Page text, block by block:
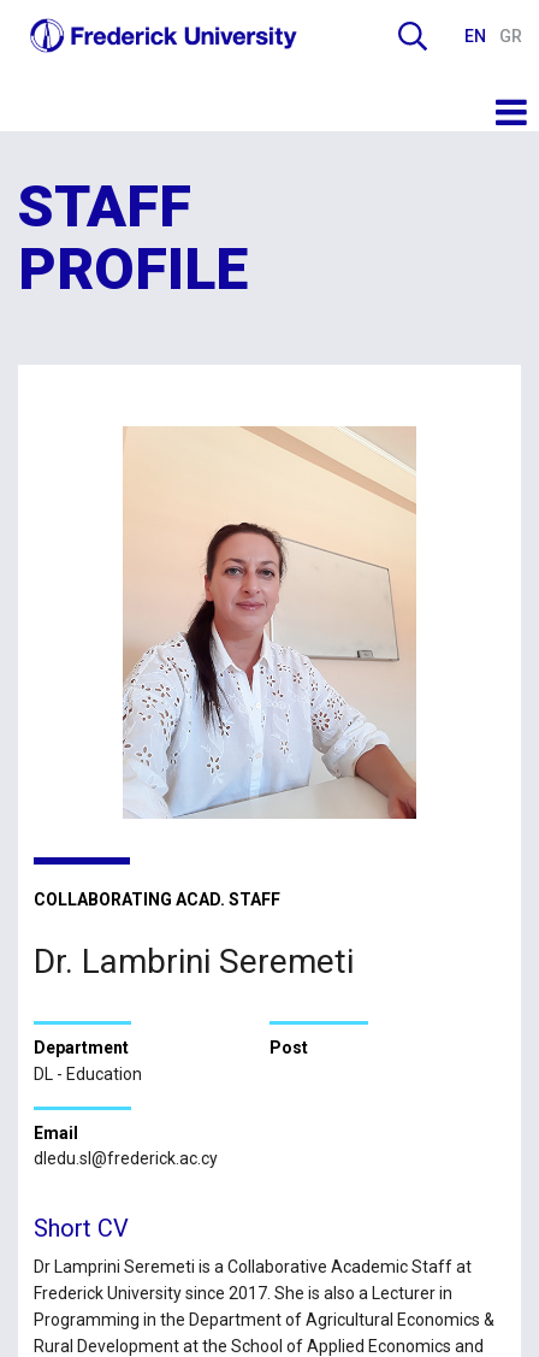
EN GR
STAFF
PROFILE
COLLABORATING ACAD. STAFF
Dr. Lambrini Seremeti
Department
DL - Education
Post
Email
dledu.sl@frederick.ac.cy
Short CV
Dr Lamprini Seremeti is a Collaborative Academic Staff at
Frederick University since 2017. She is also a Lecturer in
Programming in the Department of Agricultural Economics &
Rural Development at the School of Applied Economics and